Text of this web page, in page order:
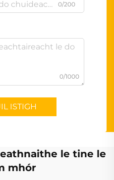
0/200
0/1000
ISTIGH
le tine le
mhór